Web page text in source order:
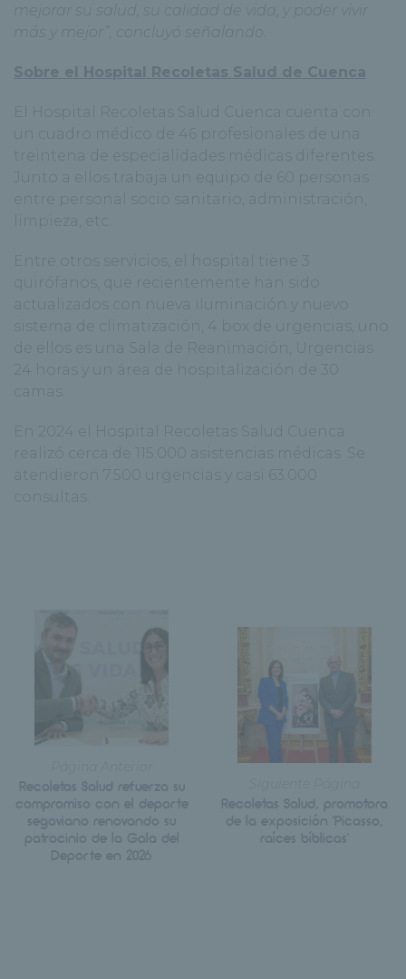
mejorar su salud, su calidad de vida, y poder vivir
más y mejor”, concluyó señalando.
Sobre el Hospital Recoletas Salud de Cuenca
El Hospital Recoletas Salud Cuenca cuenta con
un cuadro médico de 46 profesionales de una
treintena de especialidades médicas diferentes.
Junto a ellos trabaja un equipo de 60 personas
entre personal socio sanitario, administración,
limpieza, etc.
Entre otros servicios, el hospital tiene 3
quirófanos, que recientemente han sido
actualizados con nueva iluminación y nuevo
sistema de climatización, 4 box de urgencias, uno
de ellos es una Sala de Reanimación, Urgencias
24 horas y un área de hospitalización de 30
camas.
En 2024 el Hospital Recoletas Salud Cuenca
realizó cerca de 115.000 asistencias médicas. Se
atendieron 7.500 urgencias y casi 63.000
consultas.
Recoletas Salud refuerza su
compromiso con el deporte
segoviano renovando su
patrocinio de la Gala del
Deporte en 2026
Recoletas Salud, promotora
de la exposición ‘Picasso,
raíces bíblicas’